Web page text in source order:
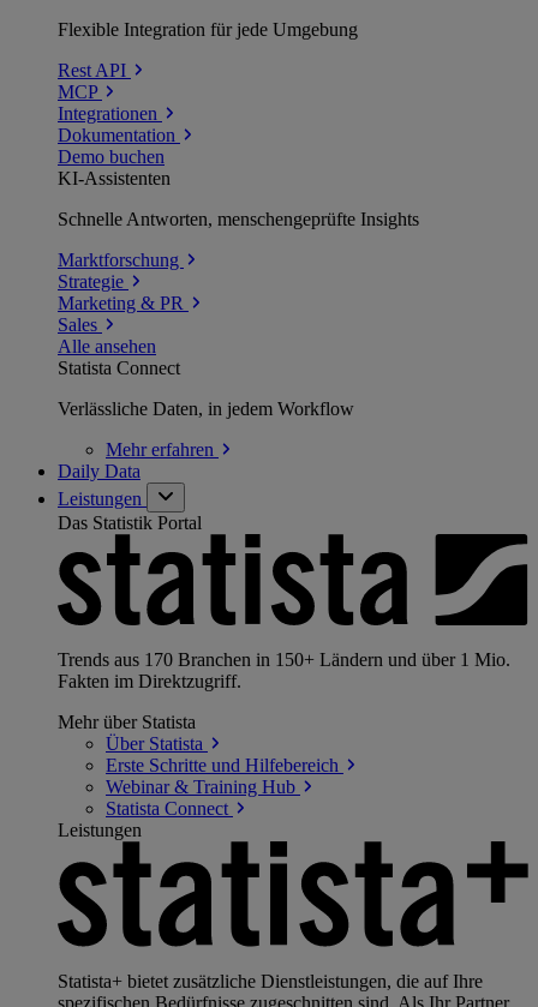
Flexible Integration für jede Umgebung
Rest API
MCP
Integrationen
Dokumentation
Demo buchen
KI-Assistenten
Schnelle Antworten, menschengeprüfte Insights
Marktforschung
Strategie
Marketing & PR
Sales
Alle ansehen
Statista Connect
Verlässliche Daten, in jedem Workflow
Mehrerfahren
Daily Data
Leistungen
Das Statistik Portal
Trends aus 170 Branchen in 150+ Ländern und über 1 Mio.
Fakten im Direktzugriff.
Mehr über Statista
Über Statista
Erste Schritte und Hilfebereich
Webinar & Training Hub
Statista Connect
Leistungen
Statista+ bietet zusätzliche Dienstleistungen, die auf Ihre
spezifischen Bedürfnisse zugeschnitten sind. Als Ihr Partner